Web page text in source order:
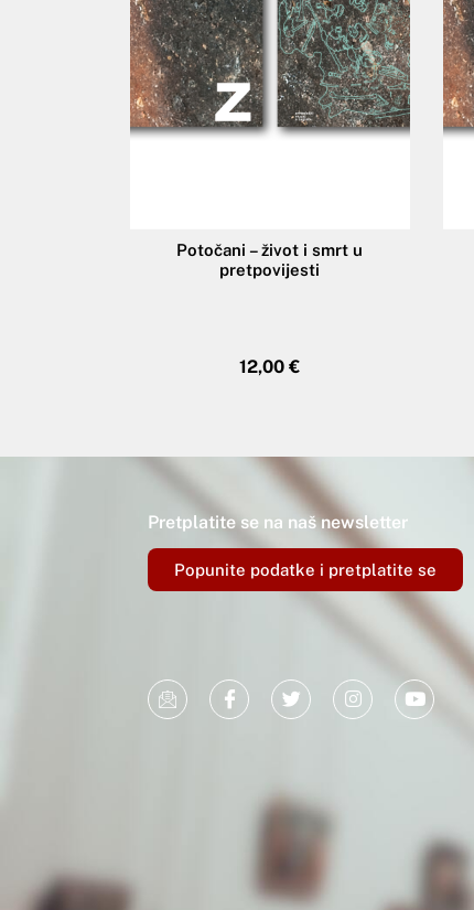
Potočani – život i smrt u
pretpovijesti
12,00€
Pretplatite se na naš newsletter
Popunite podatke i pretplatite se